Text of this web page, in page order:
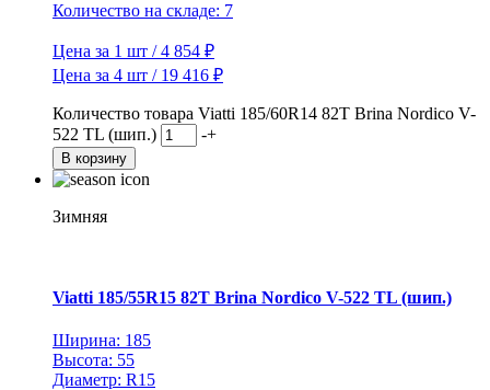
Количество на складе: 7
Цена за 1 шт / 4 854 ₽
Цена за 4 шт / 19 416 ₽
Количество товара Viatti 185/60R14 82T Brina Nordico V-
522 TL (шип.)
-+
В корзину
Зимняя
Viatti 185/55R15 82T Brina Nordico V-522 TL (шип.)
Ширина: 185
Высота: 55
Диаметр: R15